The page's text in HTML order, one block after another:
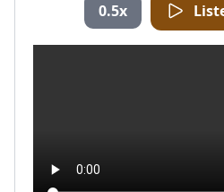
0.5x